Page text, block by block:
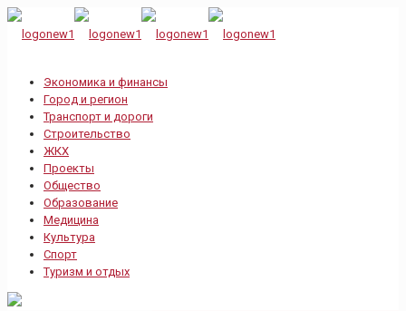
Экономика и финансы
Город и регион
Транспорт и дороги
Строительство
ЖКХ
Проекты
Общество
Образование
Медицина
Культура
Спорт
Туризм и отдых